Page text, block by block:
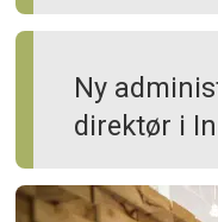
Ny
direktør i